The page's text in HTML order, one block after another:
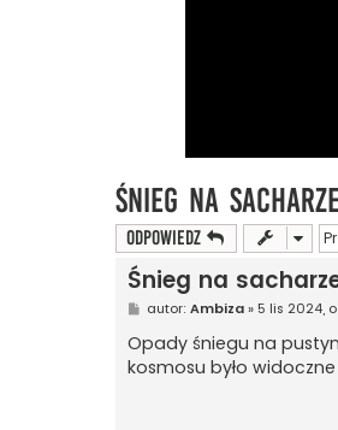
Śnieg na
ODPOWIEDZ
Śnieg na
P
s
t
autor: Ambiza» 5 lis 2024, o
Opady śniegu na
kosmosu było